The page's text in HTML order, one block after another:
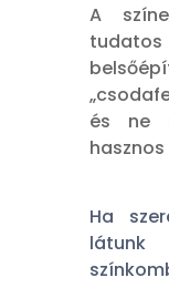
A
és ne
Ha